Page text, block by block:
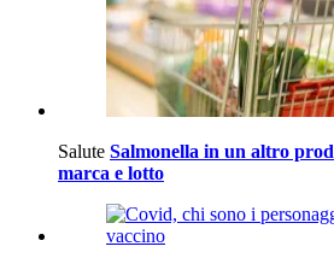
Salute Salmonella in un altro
marca e lotto